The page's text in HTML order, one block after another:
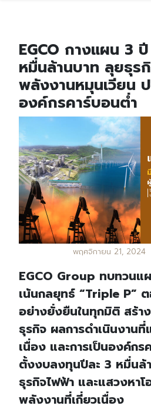
EGCO กางแผน 3
หมื่นล้านบาท ลุยธุร
พลังงานหมุนเวียน
องค์กรคาร์บอนต่ำ
พฤศจิกายน 21, 2024
EGCO Group ทบทวนแ
เน้นกลยุทธ์ “Triple P”
อย่างยั่งยืนในทุกมิติ สร้า
ธุรกิจ ผลการดำเนินงาน
เนื่อง และการเป็นองค์ก
ตั้งงบลงทุนปีละ 3 หมื่นล้
ธุรกิจไฟฟ้า และแสวงหา
พลังงานที่เกี่ยวเนื่อง